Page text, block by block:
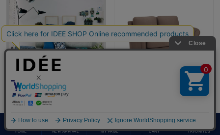
【特集】ソファの選び方
詳細はこちら
【受注生産品】BASIC SOFA
￥419,900 ～
HOME NEW ARRIVAL MY PAGE CART FAVORITES